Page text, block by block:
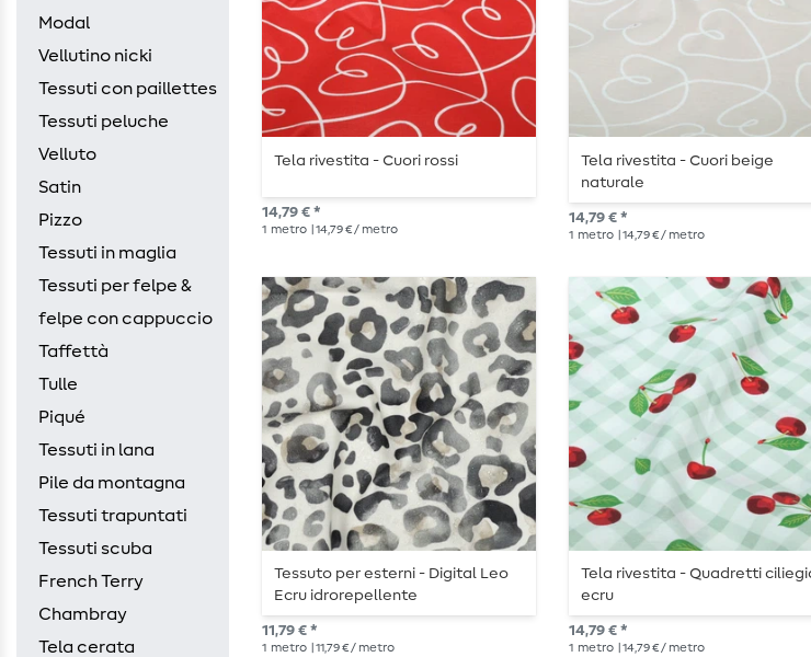
Modal
Vellutino nicki
Tessuti con paillettes
Tessuti peluche
Velluto
Satin
Pizzo
Tessuti in maglia
Tessuti per felpe &
felpe con cappuccio
Taffettà
Tulle
Piqué
Tessuti in lana
Pile da montagna
Tessuti trapuntati
Tessuti scuba
French Terry
Chambray
Tela cerata
Tela rivestita - Cuori rossi
14,79 € *
1 metro | 14,79 € / metro
Tela rivestita - Cuori beige
naturale
14,79 € *
1 metro | 14,79 € / metro
Tessuto per esterni - Digital Leo
Ecru idrorepellente
11,79 € *
1 metro | 11,79 € / metro
Tela rivestita - Quadretti
ecru
14,79 € *
1 metro | 14,79 € / metro